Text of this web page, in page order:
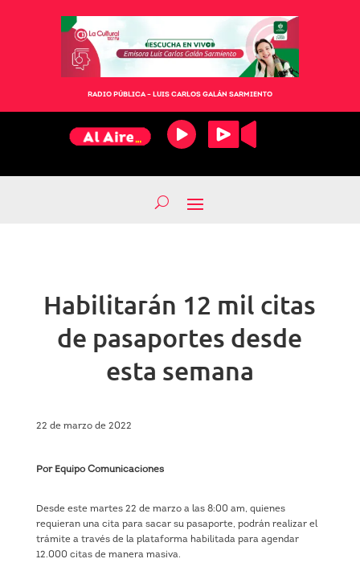
RADIO PÚBLICA – LUIS CARLOS GALÁN SARMIENTO
Habilitarán 12 mil citas
de pasaportes desde
esta semana
22 de marzo de 2022
Por Equipo Comunicaciones
Desde este martes 22 de marzo a las 8:00 am, quienes
requieran una cita para sacar su pasaporte, podrán realizar el
trámite a través de la plataforma habilitada para agendar
12.000 citas de manera masiva.